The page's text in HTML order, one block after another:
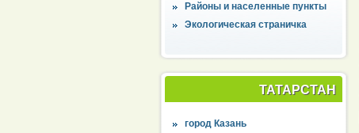
Районы и населенные пункты
Экологическая страничка
ТАТАРСТАН
город Казань